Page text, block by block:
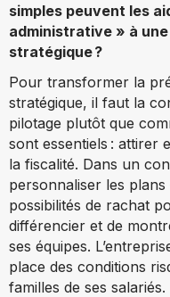
simples peuvent les
administrative » à
stratégique ?
Pour transformer la
stratégique, il faut la
pilotage plutôt que
sont essentiels : attirer
la fiscalité. Dans un
personnaliser les
possibilités de rachat
différencier et de
ses équipes.
place des conditions
familles de ses salariés.